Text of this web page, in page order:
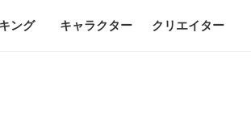
ング キャラクター クリエイター